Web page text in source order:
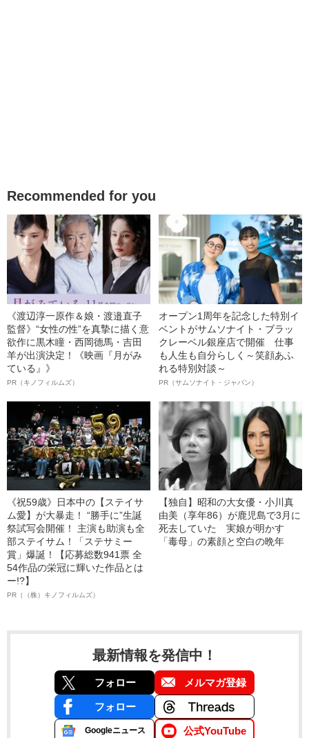
Recommended for you
《渡辺淳一原作＆娘・渡邉直子
監督》“女性の性”を真摯に描く意
欲作に黒木瞳・西岡德馬・吉田
羊が出演決定！《映画『月がみ
ている』》
PR（キノフィルムズ）
オープン1周年を記念した特別イ
ベントがサムソナイト・ブラッ
クレーベル銀座店で開催 仕事
も人生も自分らしく～笑顔あふ
れる特別対談～
PR（サムソナイト・ジャパン）
《祝59歳》日本中の【ステイサ
ム愛】が大暴走！ “勝手に”生誕
祭試写会開催！ 主演も助演も全
部ステイサム！「ステサミー
賞」爆誕！【応募総数941票 全
54作品の栄冠に輝いた作品とは
ー!?】
PR（（株）キノフィルムズ）
【独自】昭和の大女優・小川真
由美（享年86）が鹿児島で3月に
死去していた 実娘が明かす
「毒母」の素顔と空白の晩年
最新情報を発信中！
フォロー メルマガ登録
フォロー
Googleニュース 公式YouTube